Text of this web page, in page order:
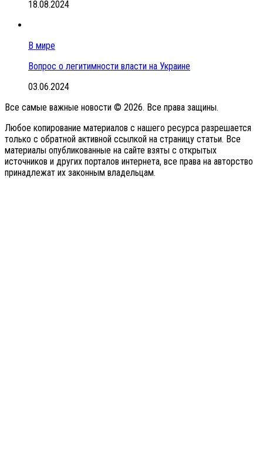
18.08.2024
В мире
Вопрос о легитимности власти на Украине
03.06.2024
Все самые важные новости © 2026. Все права защины.
Любое копирование материалов с нашего ресурса разрешается
только с обратной активной ссылкой на страницу статьи. Все
материалы опубликованные на сайте взяты с открытых
источников и других порталов интернета, все права на авторство
принадлежат их законным владельцам.